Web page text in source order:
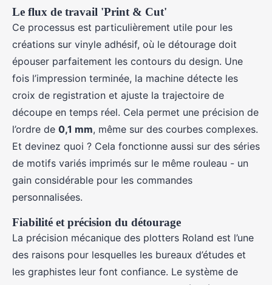
Le flux de travail 'Print & Cut'
Ce processus est particulièrement utile pour les
créations sur vinyle adhésif, où le détourage doit
épouser parfaitement les contours du design. Une
fois l’impression terminée, la machine détecte les
croix de registration et ajuste la trajectoire de
découpe en temps réel. Cela permet une précision de
l’ordre de 0,1 mm, même sur des courbes complexes.
Et devinez quoi ? Cela fonctionne aussi sur des séries
de motifs variés imprimés sur le même rouleau - un
gain considérable pour les commandes
personnalisées.
Fiabilité et précision du détourage
La précision mécanique des plotters Roland est l’une
des raisons pour lesquelles les bureaux d’études et
les graphistes leur font confiance. Le système de